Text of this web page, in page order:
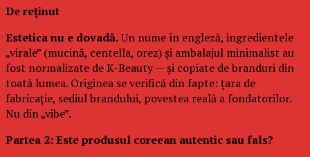
De reținut
Estetica nu e dovadă.Un nume în engleză, ingredientele
„virale” (mucină, centella, orez) și ambalajul minimalist au
fost normalizate de K-Beauty — și copiate de branduri din
toată lumea. Originea se verifică din fapte: țara de
fabricație, sediul brandului, povestea reală a fondatorilor.
Nu din „vibe”.
Partea 2: Este produsul coreean autentic sau fals?